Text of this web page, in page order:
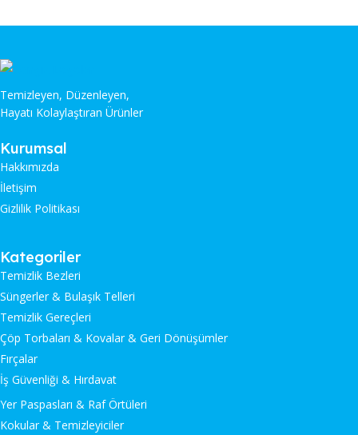
Temizleyen, Düzenleyen,
Hayatı Kolaylaştıran Ürünler
Kurumsal
Hakkımızda
İletişim
Gizlilik Politikası
Kategoriler
Temizlik Bezleri
Süngerler & Bulaşık Telleri
Temizlik Gereçleri
Çöp Torbaları & Kovalar & Geri Dönüşümler
Fırçalar
İş Güvenliği & Hırdavat
Yer Paspasları & Raf Örtüleri
Kokular & Temizleyiciler